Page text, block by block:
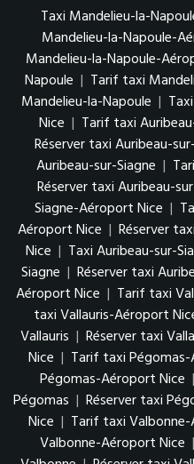
Taxi Mandelieu-la-
Mandelieu-la-Napoule-
Mandelieu-la-Napoule-
Napoule | Tarif taxi
Mandelieu-la-Napoule |
Nice | Tarif taxi
Réserver taxi Auribeau-
Auribeau-sur-Siagne |
Réserver taxi Auribeau-
Siagne-Aéroport Nice |
Aéroport Nice | Réserver
Nice | Taxi Auribeau-sur-
Siagne | Réserver taxi
Aéroport Nice | Tarif taxi
taxi Vallauris-Aéroport
Vallauris | Réserver taxi
Nice | Tarif taxi
Pégomas-Aéroport Nice |
Pégomas | Réserver taxi
Nice | Tarif taxi
Valbonne-Aéroport Nice |